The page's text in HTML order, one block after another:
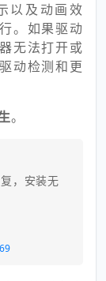
以及动画效
。如果驱动
无法打开或
动检测和更
。
，安装无